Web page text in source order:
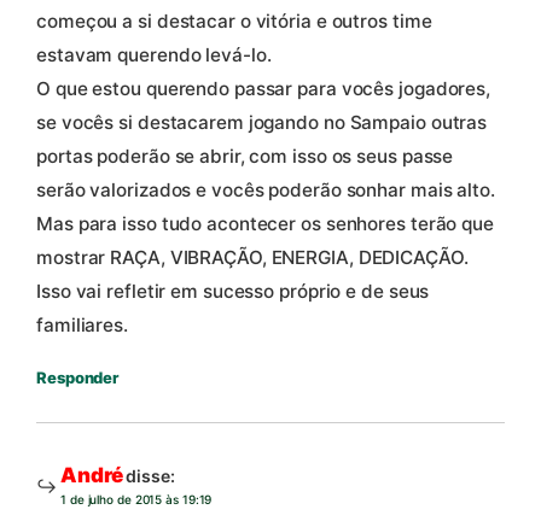
começou a si destacar o vitória e outros time
estavam querendo levá-lo.
O que estou querendo passar para vocês jogadores,
se vocês si destacarem jogando no Sampaio outras
portas poderão se abrir, com isso os seus passe
serão valorizados e vocês poderão sonhar mais alto.
Mas para isso tudo acontecer os senhores terão que
mostrar RAÇA, VIBRAÇÃO, ENERGIA, DEDICAÇÃO.
Isso vai refletir em sucesso próprio e de seus
familiares.
Responder
Andrédisse:
1 de julho de 2015 às 19:19